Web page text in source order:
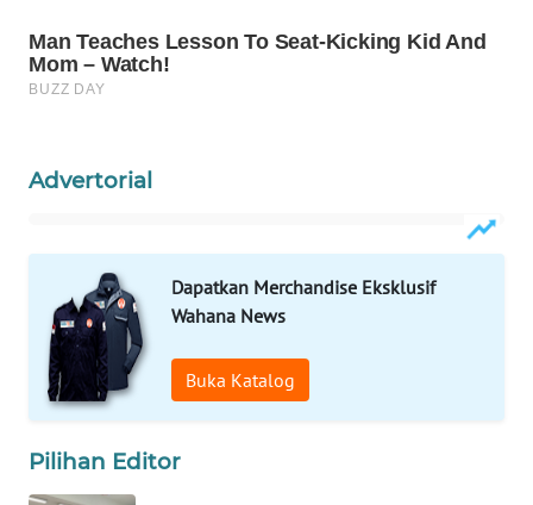
Advertorial
Dapatkan Merchandise Eksklusif
Wahana News
Buka Katalog
Pilihan Editor
WN
NATUNA
MANDALIKA
WN
LIKUPANG
WN
WN